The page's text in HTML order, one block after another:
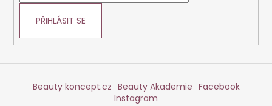
PŘIHLÁSIT SE
Beauty koncept.cz Beauty Akademie Facebook
Instagram